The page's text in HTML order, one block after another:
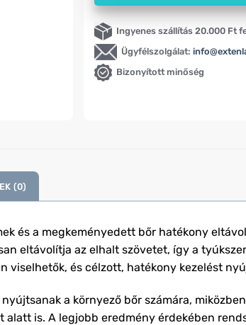
Ingyenes szállítás 20.000 Ft
Ügyfélszolgálat:
Bizonyított minőség
(0)
és a megkeményedett bőr hatékony
eltávolítja az elhalt szövetet, így a
viselhetők, és célzott, hatékony kezelést
a környező bőr számára,
is. A legjobb eredmény érdekében